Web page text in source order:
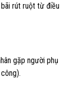
bãi rút ruột từ điều
gặp người phụ